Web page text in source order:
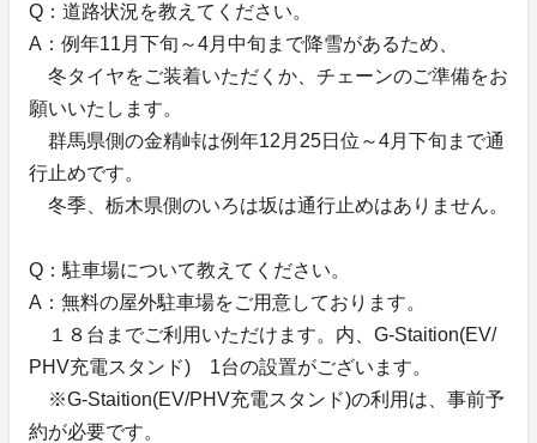
Q：道路状況を教えてください。
A：例年11月下旬～4月中旬まで降雪があるため、
冬タイヤをご装着いただくか、チェーンのご準備をお
願いいたします。
群馬県側の金精峠は例年12月25日位～4月下旬まで通
行止めです。
冬季、栃木県側のいろは坂は通行止めはありません。
Q：駐車場について教えてください。
A：無料の屋外駐車場をご用意しております。
１８台までご利用いただけます。内、G-Staition(EV/
PHV充電スタンド) 1台の設置がございます。
※G-Staition(EV/PHV充電スタンド)の利用は、事前予
約が必要です。